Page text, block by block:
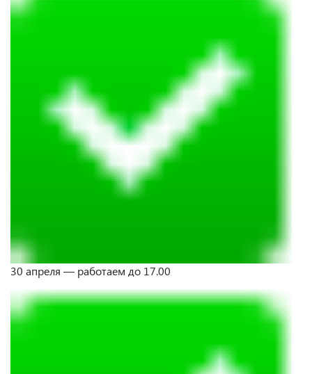
30 апреля — работаем до 17.00